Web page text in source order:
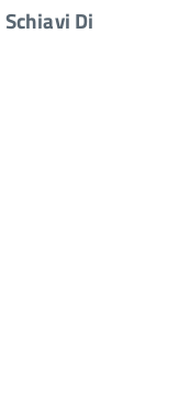
Schiavi Di